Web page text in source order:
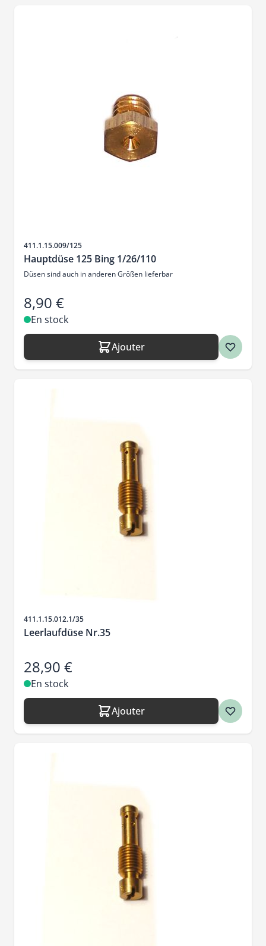
SKU
411.1.15.009/125
Hauptdüse 125 Bing 1/26/110
Düsen sind auch in anderen Größen lieferbar
8,90 €
En stock
Ajouter
SKU
411.1.15.012.1/35
Leerlaufdüse Nr.35
28,90 €
En stock
Ajouter